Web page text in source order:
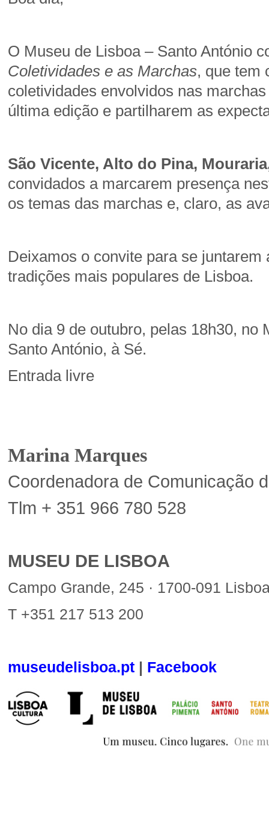
O Museu de Lisboa – Santo António
Coletividades e as Marchas, que tem
coletividades envolvidos nas
última edição e partilharem as
São Vicente, Alto do Pina,
convidados a marcarem presença
os temas das marchas e, claro, as
Deixamos o convite para se
tradições mais populares de Lisboa.
No dia 9 de outubro, pelas 18h30, no
Santo António, à Sé.
Entrada livre
Marina Marques
Coordenadora de Comunicação
Tlm + 351 966 780 528
MUSEU DE LISBOA
Campo Grande, 245 · 1700-091
T +351 217 513 200
museudelisboa.pt | Facebook